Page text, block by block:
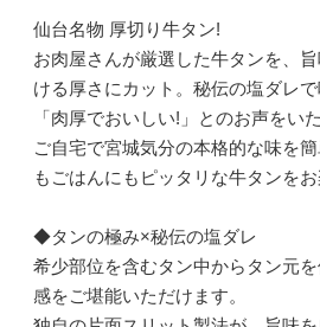
仙台名物 厚切り牛タン!
お肉屋さんが厳選した牛タンを、
ける厚さにカット。秘伝の塩ダレで
「肉厚でおいしい!」とのお声をい
ご自宅で宮城気分の本格的な味を
もごはんにもピッタリな牛タンをお
◆タンの極み×秘伝の塩ダレ
希少部位を含むタン中からタン元
感をご堪能いただけます。